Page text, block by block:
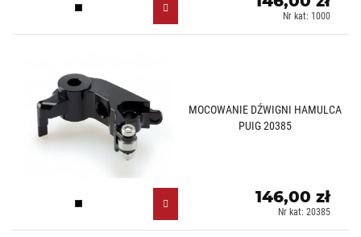
Czarny (N) Nr kat: 1000
MOCOWANIE DŹWIGNI HAMULCA
PUIG 20385
Czarny (N)
146,00 zł
Nr kat: 20385